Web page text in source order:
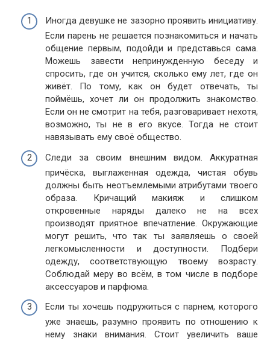
Иногда девушке не зазорно проявить инициативу.
Если парень не решается познакомиться и начать
общение первым, подойди и представься сама.
Можешь завести непринужденную беседу и
спросить, где он учится, сколько ему лет, где он
живёт. По тому, как он будет отвечать, ты
поймёшь, хочет ли он продолжить знакомство.
Если он не смотрит на тебя, разговаривает нехотя,
возможно, ты не в его вкусе. Тогда не стоит
навязывать ему своё общество.
Следи за своим внешним видом. Аккуратная
причёска, выглаженная одежда, чистая обувь
должны быть неотъемлемыми атрибутами твоего
образа. Кричащий макияж и слишком
откровенные наряды далеко не на всех
производят приятное впечатление. Окружающие
могут решить, что так ты заявляешь о своей
легкомысленности и доступности. Подбери
одежду, соответствующую твоему возрасту.
Соблюдай меру во всём, в том числе в подборе
аксессуаров и парфюма.
Если ты хочешь подружиться с парнем, которого
уже знаешь, разумно проявить по отношению к
нему знаки внимания. Стоит увеличить ваше